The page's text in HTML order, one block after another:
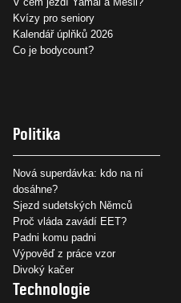
Kvízy pro seniory
Kalendář úplňků 2026
Co je bodycount?
Politika
Nová superdávka: kdo na ní
dosáhne?
Sjezd sudetských Němců
Proč vláda zavádí EET?
Padni komu padni
Výpověď z práce vzor
Divoký kačer
Technologie